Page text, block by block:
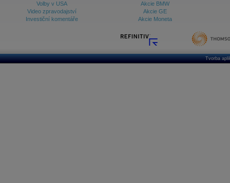
Volby v USA
Video zpravodajství
Investiční komentáře
Akcie BMW
Akcie GE
Akcie Moneta
Tvorba